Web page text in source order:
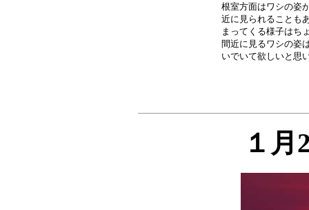
根室方面はワシの姿
近に見られることも
まってくる様子はち
間近に見るワシの姿
１月